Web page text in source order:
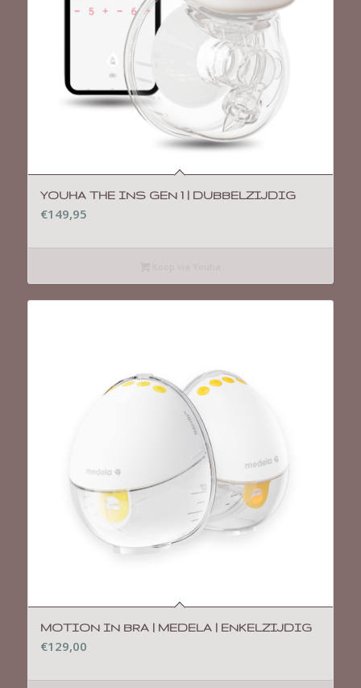
YOUHA THE INS GEN 1 | DUBBELZIJDIG
€149,95
MOTION IN BRA | MEDELA | ENKELZIJDIG
€129,00